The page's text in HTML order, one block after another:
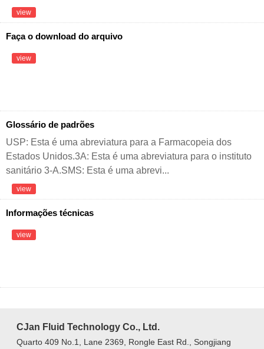
view
Faça o download do arquivo
view
Glossário de padrões
USP: Esta é uma abreviatura para a Farmacopeia dos
Estados Unidos.3A: Esta é uma abreviatura para o instituto
sanitário 3-A.SMS: Esta é uma abrevi...
view
Informações técnicas
view
CJan Fluid Technology Co., Ltd.
Quarto 409 No.1, Lane 2369, Rongle East Rd., Songjiang